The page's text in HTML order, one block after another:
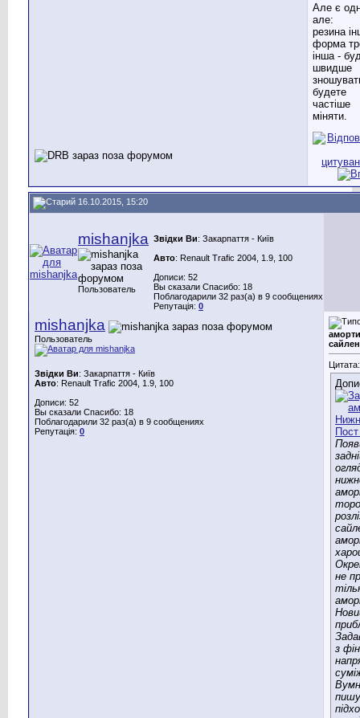
Але є
але:
резина
форма
інша -
швидше
будете
частіше
міняти.
16.10.2015, 15:20
mishanjka
Пользователь
Звідки Ви: Закарпаття - Київ
Авто: Renault Trafic 2004, 1.9, 100
Дописи: 52
Вы сказали Спасибо: 18
Поблагодарили 32 раз(а) в 9 сообщениях
Репутація: 0
mishanjka
Пользователь
Звідки Ви: Закарпаття - Київ
Авто: Renault Trafic 2004, 1.9, 100
Дописи: 52
Вы сказали Спасибо: 18
Поблагодарили 32 раз(а) в 9 сообщениях
Репутація: 0
Цитата:
не
з